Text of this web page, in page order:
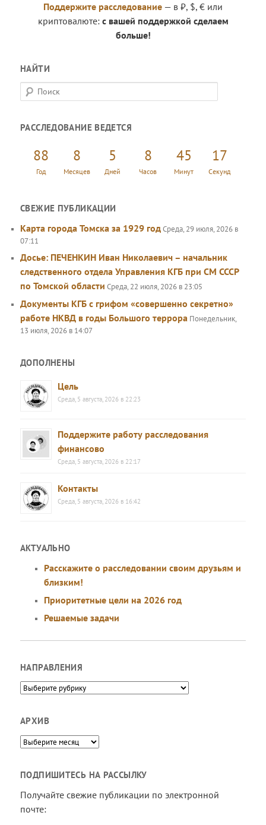
Поддержите расследование — в ₽, $, € или
криптовалюте: с вашей поддержкой сделаем
больше!
НАЙТИ
П
о
с
РАССЛЕДОВАНИЕ ВЕДЕТСЯ
88
Год
8
Месяцев
5
Дней
8
Часов
45
Минут
18
Секунд
СВЕЖИЕ ПУБЛИКАЦИИ
Карта города Томска за 1929 годСреда, 29 июля, 2026 в
07:11
Досье: ПЕЧЕНКИН Иван Николаевич – начальник
следственного отдела Управления КГБ при СМ СССР
по Томской области Среда, 22 июля, 2026 в 23:05
Документы КГБ с грифом «совершенно секретно»
работе НКВД в годы Большого террора Понедельник,
13 июля, 2026 в 14:07
ДОПОЛНЕНЫ
Цель
Среда, 5 августа, 2026 в 22:23
Поддержите работу расследования
финансово
Среда, 5 августа, 2026 в 22:17
Контакты
Среда, 5 августа, 2026 в 16:42
АКТУАЛЬНО
Расскажите о расследовании своим друзьям и
близким!
Приоритетные цели на 2026 год
Решаемые задачи
НАПРАВЛЕНИЯ
Направления
АРХИВ
Архив
ПОДПИШИТЕСЬ НА РАССЫЛКУ
Получайте свежие публикации по электронной
почте: